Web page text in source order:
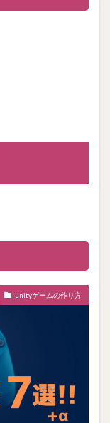
unityゲームの作り方